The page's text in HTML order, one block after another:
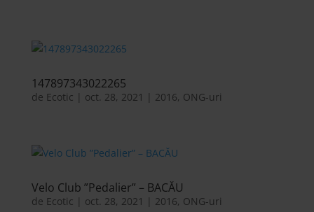
147897343022265
de Ecotic | oct. 28, 2021 | 2016, ONG-uri
Velo Club ”Pedalier” – BACĂU
de Ecotic | oct. 28, 2021 | 2016, ONG-uri